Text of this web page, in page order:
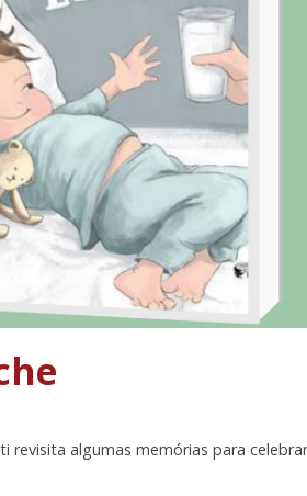
revisita algumas memórias para